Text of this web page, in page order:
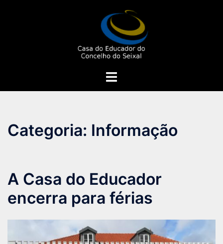
Alternar
Categoria: Informação
A Casa do Educador
encerra para férias